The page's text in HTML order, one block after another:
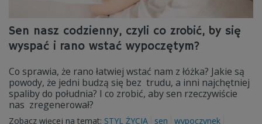
Sen nasz codzienny, czyli co zrobić, by się
wyspać i rano wstać wypoczętym?
Co sprawia, że rano łatwiej wstać nam z łóżka? Jakie są
powody, że jedni budzą się bez trudu, a inni najchętniej
spaliby do południa? I co zrobić, aby sen rzeczywiście
nas zregenerował?
Zobacz więcej na temat: STYL ŻYCIA sen
wypoczynek